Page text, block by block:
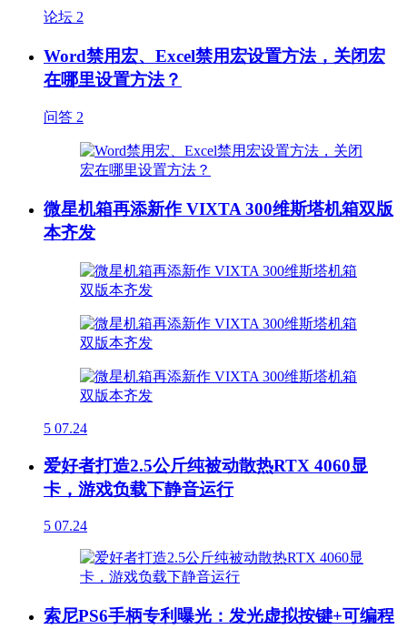
论坛 2
Word禁用宏、Excel禁用宏设置方法，关闭宏
在哪里设置方法？
问答 2
微星机箱再添新作 VIXTA 300维斯塔机箱双版
本齐发
5 07.24
爱好者打造2.5公斤纯被动散热RTX 4060显
卡，游戏负载下静音运行
5 07.24
索尼PS6手柄专利曝光：发光虚拟按键+可编程